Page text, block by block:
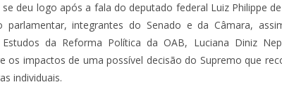
deu logo após a fala do deputado federal Luiz Philippe
parlamentar, integrantes do Senado e da Câmara,
da Reforma Política da OAB, Luciana Diniz
os impactos de uma possível decisão do Supremo que
individuais.